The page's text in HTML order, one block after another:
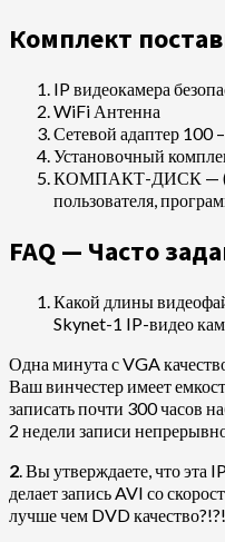
Комплект
IP видеокамера
WiFi Антенна
Сетевой адаптер 100
Установочный
КОМПАКТ-ДИСК —
пользователя,
FAQ — Часто
Какой длины
Skynet-1 IP-видео
Одна минута с VGA
Ваш винчестер имеет
записать почти 300 часов
2 недели записи
2. Вы утверждаете, что эта
делает запись AVI со
лучше чем DVD